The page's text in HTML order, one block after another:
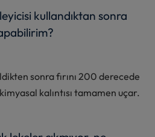
kullandıktan sonra
sonra fırını 200 derecede
kimyasal kalıntısı tamamen uçar.